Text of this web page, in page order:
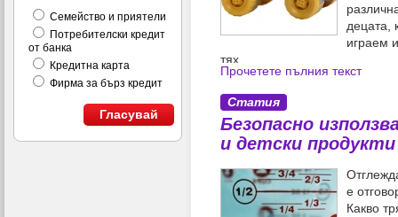
Семейство и приятели
Потребителски кредит
от банка
Кредитна карта
Фирма за бърз кредит
Гласувай
децата,
играем
тях.
Прочетете пълния текст
Статия
Безопасно
и детски продукти
е
Какво